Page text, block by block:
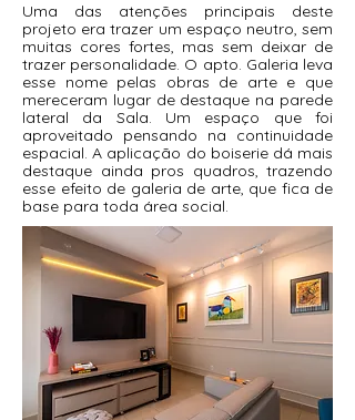
Uma das atenções principais deste
projeto era trazer um espaço neutro, sem
muitas cores fortes, mas sem deixar de
trazer personalidade. O apto. Galeria leva
esse nome pelas obras de arte e que
mereceram lugar de destaque na parede
lateral da Sala. Um espaço que foi
aproveitado pensando na continuidade
espacial. A aplicação do boiserie dá mais
destaque ainda pros quadros, trazendo
esse efeito de galeria de arte, que fica de
base para toda área social.